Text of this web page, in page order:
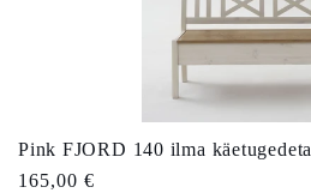
Pink FJORD 140 ilma käetugedeta
Tavahind
165,00 €